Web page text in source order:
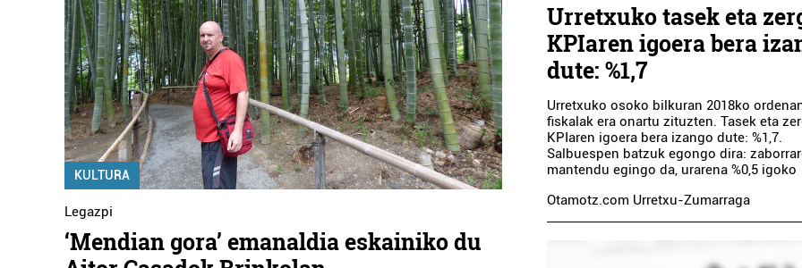
KULTURA
Legazpi
‘Mendian gora’ emanaldia eskainiko du
Urretxuko tasek eta
KPIaren igoera bera
dute: %1,7
Urretxuko osoko bilkuran 2018ko
fiskalak era onartu zituzten. Tasek eta
KPIaren igoera bera izango dute: %1,7.
Salbuespen batzuk egongo dira:
mantendu egingo da, urarena %0,5 igoko
Otamotz.com Urretxu-Zumarraga